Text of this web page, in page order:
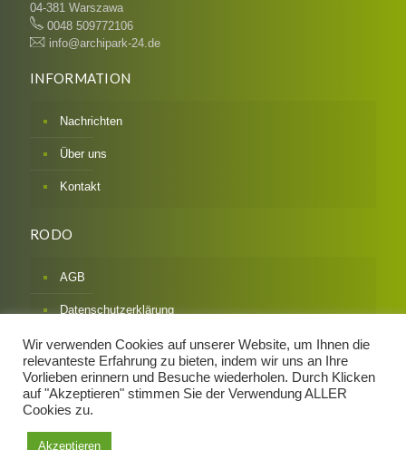
04-381 Warszawa
0048 509772106
info@archipark-24.de
INFORMATION
Nachrichten
Über uns
Kontakt
RODO
AGB
Datenschutzerklärung
Impressum
Widerrufsbelehrung & Formular
Zahlarten / Versandarten
Wir verwenden Cookies auf unserer Website, um Ihnen die
relevanteste Erfahrung zu bieten, indem wir uns an Ihre
Vorlieben erinnern und Besuche wiederholen. Durch Klicken
auf "Akzeptieren" stimmen Sie der Verwendung ALLER
Cookies zu.
Akzeptieren